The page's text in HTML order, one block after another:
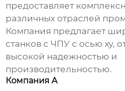
предоставляет
различных отраслей
Компания предлагает
станков с ЧПУ с осью xy,
высокой надежностью и
производительностью.
Компания A